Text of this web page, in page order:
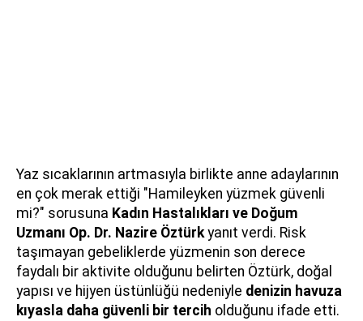
Yaz sıcaklarının artmasıyla birlikte anne adaylarının
en çok merak ettiği "Hamileyken yüzmek güvenli
mi?" sorusuna Kadın Hastalıkları ve Doğum
Uzmanı Op. Dr. Nazire Öztürkyanıt verdi. Risk
taşımayan gebeliklerde yüzmenin son derece
faydalı bir aktivite olduğunu belirten Öztürk, doğal
yapısı ve hijyen üstünlüğü nedeniyle denizin havuza
kıyasla daha güvenli bir tercih olduğunu ifade etti.